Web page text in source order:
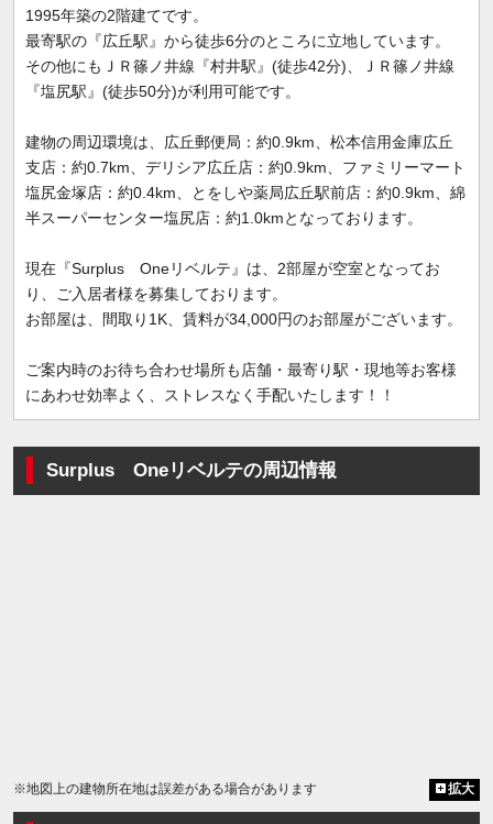
1995年築の2階建てです。
最寄駅の『広丘駅』から徒歩6分のところに立地しています。
その他にもＪＲ篠ノ井線『村井駅』(徒歩42分)、ＪＲ篠ノ井線
『塩尻駅』(徒歩50分)が利用可能です。
建物の周辺環境は、広丘郵便局：約0.9km、松本信用金庫広丘
支店：約0.7km、デリシア広丘店：約0.9km、ファミリーマート
塩尻金塚店：約0.4km、とをしや薬局広丘駅前店：約0.9km、綿
半スーパーセンター塩尻店：約1.0kmとなっております。
現在『Surplus Oneリベルテ』は、2部屋が空室となってお
り、ご入居者様を募集しております。
お部屋は、間取り1K、賃料が34,000円のお部屋がございます。
ご案内時のお待ち合わせ場所も店舗・最寄り駅・現地等お客様
にあわせ効率よく、ストレスなく手配いたします！！
Surplus Oneリベルテの周辺情報
※地図上の建物所在地は誤差がある場合があります 拡大